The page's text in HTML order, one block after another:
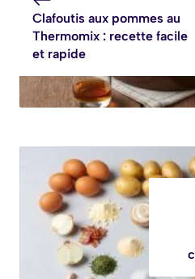
Clafoutis aux pommes au
Thermomix : recette facile
et rapide